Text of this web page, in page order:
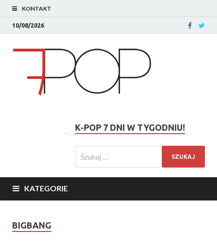
KONTAKT
10/08/2026
K-POP 7 DNI W TYGODNIU!
KATEGORIE
BIGBANG